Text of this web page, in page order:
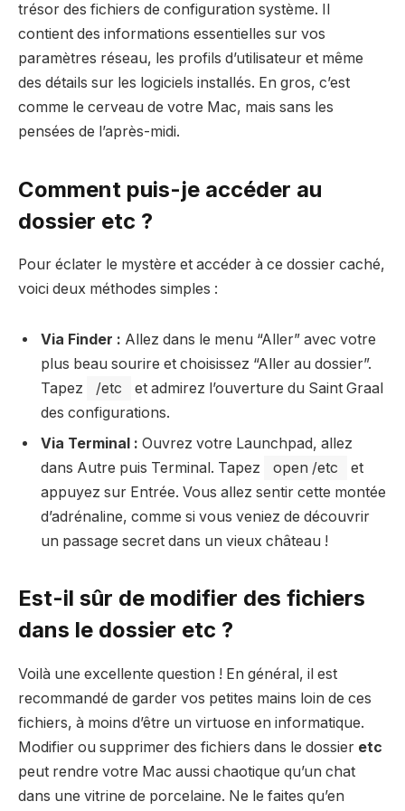
trésor des fichiers de configuration système. Il
contient des informations essentielles sur vos
paramètres réseau, les profils d’utilisateur et même
des détails sur les logiciels installés. En gros, c’est
comme le cerveau de votre Mac, mais sans les
pensées de l’après-midi.
Comment puis-je accéder au
dossier etc ?
Pour éclater le mystère et accéder à ce dossier caché,
voici deux méthodes simples :
Via Finder : Allez dans le menu “Aller” avec votre
plus beau sourire et choisissez “Aller au dossier”.
Tapez
/etc
et admirez l’ouverture du Saint Graal
des configurations.
Via Terminal : Ouvrez votre Launchpad, allez
dans Autre puis Terminal. Tapez
open /etc
et
appuyez sur Entrée. Vous allez sentir cette montée
d’adrénaline, comme si vous veniez de découvrir
un passage secret dans un vieux château !
Est-il sûr de modifier des fichiers
dans le dossier etc ?
Voilà une excellente question ! En général, il est
recommandé de garder vos petites mains loin de ces
fichiers, à moins d’être un virtuose en informatique.
Modifier ou supprimer des fichiers dans le dossier etc
peut rendre votre Mac aussi chaotique qu’un chat
dans une vitrine de porcelaine. Ne le faites qu’en